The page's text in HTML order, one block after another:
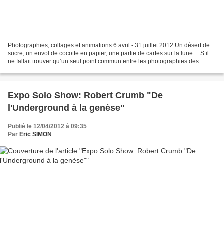
Photographies, collages et animations 6 avril - 31 juillet 2012 Un désert de
sucre, un envol de cocotte en papier, une partie de cartes sur la lune… S’il
ne fallait trouver qu’un seul point commun entre les photographies des
Expo Solo Show: Robert Crumb "De
l'Underground à la genèse"
Publié le 12/04/2012 à 09:35
Par Eric SIMON